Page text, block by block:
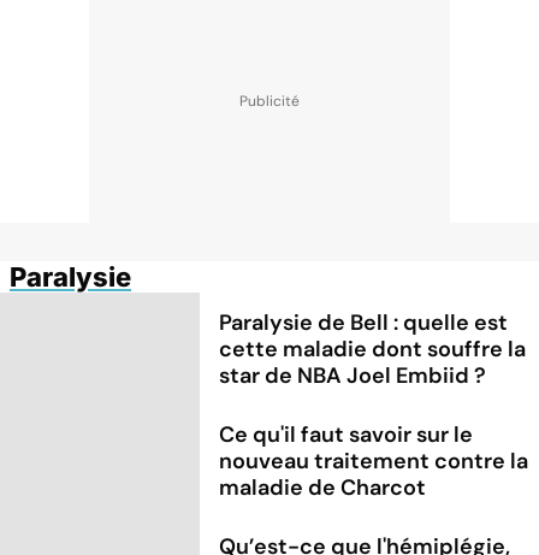
Paralysie
Paralysie de Bell : quelle est
cette maladie dont souffre la
star de NBA Joel Embiid ?
Ce qu'il faut savoir sur le
nouveau traitement contre la
maladie de Charcot
Qu’est-ce que l'hémiplégie,